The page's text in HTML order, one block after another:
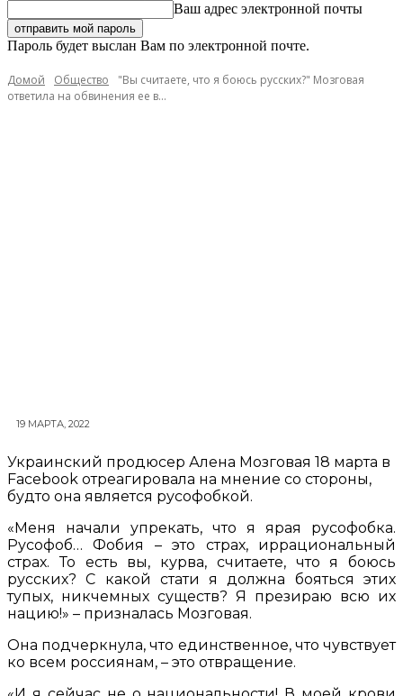
Ваш адрес электронной почты
Пароль будет выслан Вам по электронной почте.
Домой Общество
"Вы считаете, что я боюсь русских?" Мозговая
ответила на обвинения ее в...
19 МАРТА, 2022
Украинский продюсер Алена Мозговая 18 марта в
Facebook отреагировала на мнение со стороны,
будто она является русофобкой.
«Меня начали упрекать, что я ярая русофобка.
Русофоб… Фобия – это страх, иррациональный
страх. То есть вы, курва, считаете, что я боюсь
русских? С какой стати я должна бояться этих
тупых, никчемных существ? Я презираю всю их
нацию!» – призналась Мозговая.
Она подчеркнула, что единственное, что чувствует
ко всем россиянам, – это отвращение.